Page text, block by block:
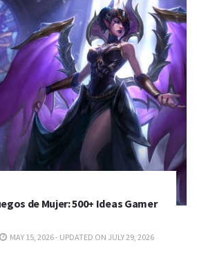
de Mujer: 500+ Ideas Gamer
MAY 15, 2026 - UPDATED ON JULY 29, 2026